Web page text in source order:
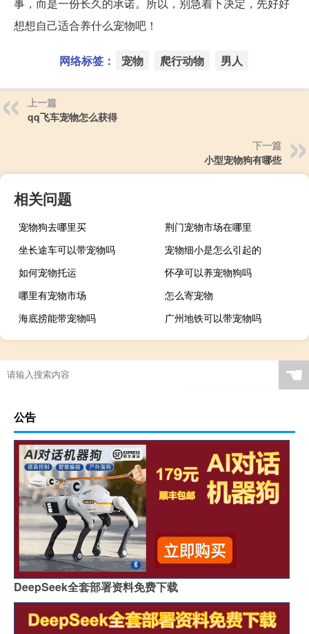
想想自己适合养什么宠物吧！
网络标签： 宠物 爬行动物 男人
上一篇
qq飞车宠物怎么获得
下一篇
小型宠物狗有哪些
相关问题
宠物狗去哪里买
荆门宠物市场在哪里
坐长途车可以带宠物吗
宠物细小是怎么引起的
如何宠物托运
怀孕可以养宠物狗吗
哪里有宠物市场
怎么寄宠物
海底捞能带宠物吗
广州地铁可以带宠物吗
☚
公告
DeepSeek全套部署资料免费下载